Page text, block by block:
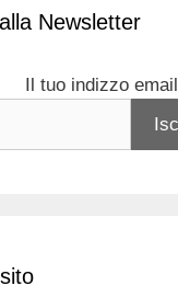
Newsletter
Il tuo indizzo email